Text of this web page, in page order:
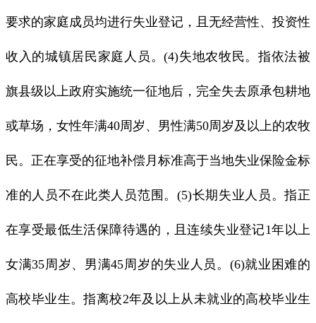
要求的家庭成员均进行失业登记，且无经营性、投资性
收入的城镇居民家庭人员。(4)失地农牧民。指依法被
旗县级以上政府实施统一征地后，完全失去原承包耕地
或草场，女性年满40周岁、男性满50周岁及以上的农牧
民。正在享受的征地补偿月标准高于当地失业保险金标
准的人员不在此类人员范围。(5)长期失业人员。指正
在享受最低生活保障待遇的，且连续失业登记1年以上
女满35周岁、男满45周岁的失业人员。(6)就业困难的
高校毕业生。指离校2年及以上从未就业的高校毕业生